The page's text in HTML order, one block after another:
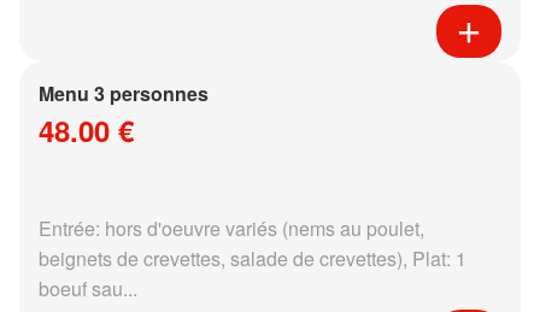
Menu 3 personnes
48.00 €
Entrée: hors d'oeuvre variés (nems au poulet,
beignets de crevettes, salade de crevettes), Plat: 1
boeuf sau...